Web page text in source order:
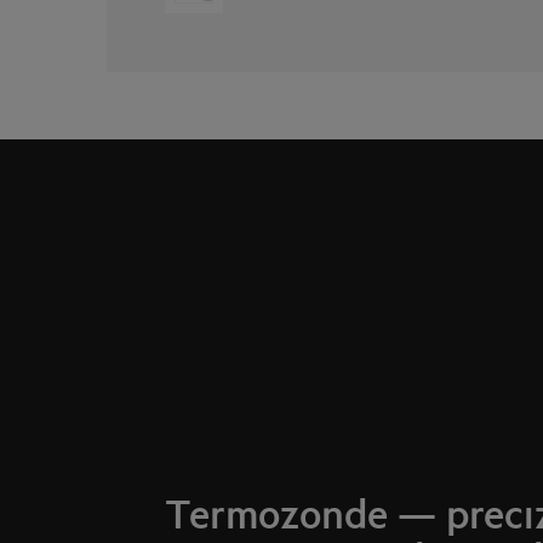
Termozonde —